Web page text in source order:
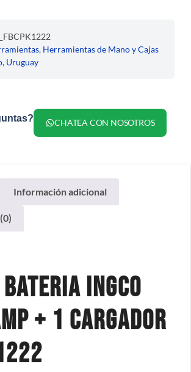
, Herramientas de Mano y Cajas
, Uruguay
CHATEA CON NOSOTROS
Información adicional
Bateria Ingco
+ 1 Cargador